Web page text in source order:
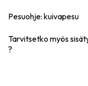
Pesuohje: kuivapesu
Tarvitsetko myös
?